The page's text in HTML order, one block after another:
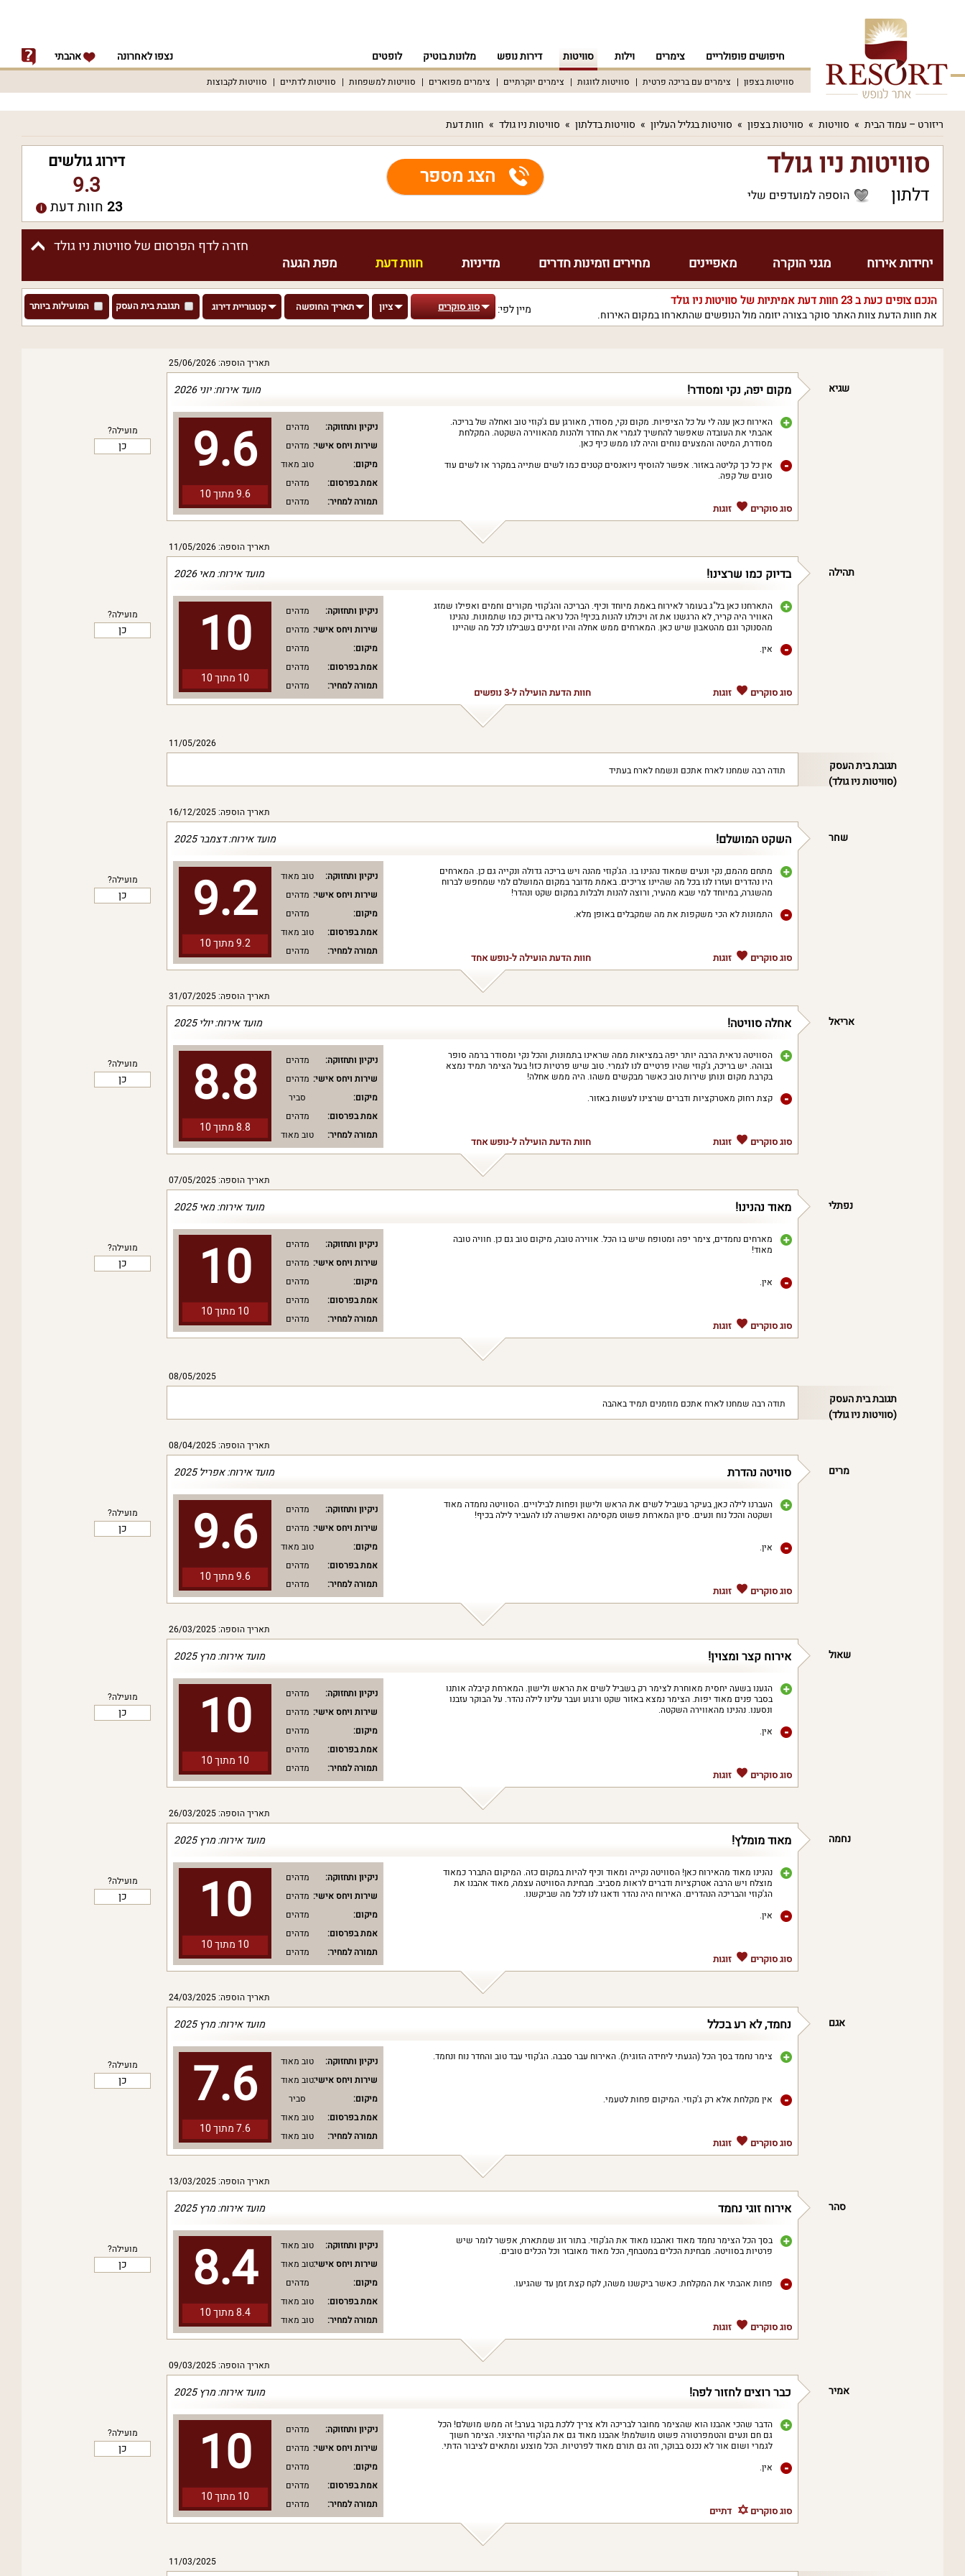
חיפושים פופולריים צימרים וילות סוויטות דירות נופש מלונות בוטיק לופטים נצפו לאחרונה אהבתי
סוויטות בצפון צימרים עם בריכה פרטית סוויטות לזוגות צימרים יוקרתיים צימרים מפוארים סוויטות למשפחות סוויטות לדתיים סוויטות לקבוצות
ריזורט – עמוד הבית סוויטות סוויטות בצפון סוויטות בגליל העליון סוויטות בדלתון סוויטות ניו גולד חוות דעת
סוויטות ניו גולד
דלתון הוספה למועדפים שלי
הצג מספר
דירוג גולשים
9.3
23 חוות דעת
חזרה לדף הפרסום של סוויטות ניו גולד
יחידות אירוח
מגני הוקרה מאפיינים מחירים וזמינות חדרים מדיניות חוות דעת מפת הגעה
הנכם צופים כעת ב23חוות דעת אמיתיות של סוויטות ניו גולד
את חוות הדעת צוות האתר סוקר בצורה יזומה מול הנופשים שהתארחו במקום האירוח. מיין לפי: סוג סוקרים ציון תאריך החופשה קטגוריית דירוג תגובת בית העסק המועילות ביותר
תאריך הוספה: 25/06/2026
מועילה?
כן
מועד אירוח: יוני 2026 מקום יפה, נקי ומסודר! שגיא
9.6
9.6 מתוך 10
ניקיון ותחזוקה:
מדהים
שירות ויחס אישי: מדהים
מיקום:
טוב מאוד
אמת בפרסום:
מדהים
תמורה למחיר:
מדהים
האירוח כאן ענה לי על כל הציפיות. מקום נקי, מסודר, מאורגן עם ג'קוזי טוב ואחלה של בריכה.
אהבתי את העובדה שאפשר להחשיך לגמרי את החדר ולהנות מהאווירה השקטה. המקלחת
מסודרת, המיטה והמצעים נוחים והיה לנו ממש כיף כאן.
אין כל כך קליטה באזור. אפשר להוסיף ניואנסים קטנים כמו לשים שתייה במקרר או לשים עוד
סוגים של קפה.
סוג סוקרים זוגות
תאריך הוספה: 11/05/2026
מועילה?
כן
מועד אירוח: מאי 2026 בדיוק כמו שרצינו! תהילה
10
10 מתוך 10
ניקיון ותחזוקה:
מדהים
שירות ויחס אישי: מדהים
מיקום:
מדהים
אמת בפרסום:
מדהים
תמורה למחיר:
מדהים
התארחנו כאן בל"ג בעומר לאירוח באמת מיוחד וכיף. הבריכה והג'קוזי מקורים וחמים ואפילו שמזג
האוויר היה קריר, לא הרגשנו את זה ויכולנו להנות בכיף! הכל נראה בדיוק כמו שתמונות. נהנינו
מהסנוקר וגם מהטאבון שיש כאן. המארחים ממש אחלה והיו זמינים בשבילנו לכל מה שהיינו
אין.
סוג סוקרים זוגות חוות הדעת הועילה ל-3 נופשים
11/05/2026
תודה רבה שמחנו לארח אתכם ונשמח לארח בעתיד
תגובת בית העסק
(סוויטות ניו גולד)
תאריך הוספה: 16/12/2025
מועילה?
כן
מועד אירוח: דצמבר 2025 השקט המושלם! שחר
9.2
9.2 מתוך 10
ניקיון ותחזוקה:
טוב מאוד
שירות ויחס אישי: מדהים
מיקום:
מדהים
אמת בפרסום:
טוב מאוד
תמורה למחיר:
מדהים
מתחם מהמם, נקי ונעים שמאוד נהנינו בו. הג'קוזי מהנה ויש בריכה גדולה ונקייה גם כן. המארחים
היו נהדרים ועזרו לנו בכל מה שהיינו צריכים. באמת מדובר במקום המושלם למי שמחפש לברוח
מהשגרה, במיוחד למי שבא מהעיר, ורוצה להנות ולבלות במקום שקט ונהדר!
התמונות לא הכי משקפות את מה שמקבלים באופן מלא.
סוג סוקרים זוגות חוות הדעת הועילה ל-נופש אחד
תאריך הוספה: 31/07/2025
מועילה?
כן
מועד אירוח: יולי 2025 אחלה סוויטה! אריאל
8.8
8.8 מתוך 10
ניקיון ותחזוקה:
מדהים
שירות ויחס אישי: מדהים
מיקום:
סביר
אמת בפרסום:
מדהים
תמורה למחיר:
טוב מאוד
הסוויטה נראית הרבה יותר יפה במציאות ממה שראינו בתמונות, והכל נקי ומסודר ברמה סופר
גבוהה. יש בריכה, ג'קוזי שהיו פרטיים לנו לגמרי. טוב שיש פרטיות כזו! בעל הצימר תמיד נמצא
בקרבת מקום ונותן שירות טוב כאשר מבקשים משהו. היה ממש אחלה!
קצת רחוק מאטרקציות ודברים שרצינו לעשות באזור.
סוג סוקרים זוגות חוות הדעת הועילה ל-נופש אחד
תאריך הוספה: 07/05/2025
מועילה?
כן
מועד אירוח: מאי 2025 מאוד נהנינו! נפתלי
10
10 מתוך 10
ניקיון ותחזוקה:
מדהים
שירות ויחס אישי: מדהים
מיקום:
מדהים
אמת בפרסום:
מדהים
תמורה למחיר:
מדהים
מארחים נחמדים, צימר יפה ומטופח שיש בו הכל. אווירה טובה, מיקום טוב גם כן. חוויה טובה
מאוד!
אין.
סוג סוקרים זוגות
08/05/2025
תודה רבה שמחנו לארח אתכם מוזמנים תמיד באהבה
תגובת בית העסק
(סוויטות ניו גולד)
תאריך הוספה: 08/04/2025
מועילה?
כן
מועד אירוח: אפריל 2025 סוויטה נהדרת מרים
9.6
9.6 מתוך 10
ניקיון ותחזוקה:
מדהים
שירות ויחס אישי: מדהים
מיקום:
טוב מאוד
אמת בפרסום:
מדהים
תמורה למחיר:
מדהים
העברנו לילה כאן, בעיקר בשביל לשים את הראש ולישון ופחות לבילויים. הסוויטה נחמדה מאוד
ושקטה והכל נוח ונעים. סיון המארחת פשוט מקסימה ואפשרה לנו להעביר לילה בכיף!
אין.
סוג סוקרים זוגות
תאריך הוספה: 26/03/2025
מועילה?
כן
מועד אירוח: מרץ 2025 אירוח קצר ומצוין! שאול
10
10 מתוך 10
ניקיון ותחזוקה:
מדהים
שירות ויחס אישי: מדהים
מיקום:
מדהים
אמת בפרסום:
מדהים
תמורה למחיר:
מדהים
הגענו בשעה יחסית מאוחרת לצימר רק בשביל לשים את הראש ולישון. המארחת קיבלה אותנו
בסבר פנים מאוד יפות. הצימר נמצא באזור שקט ורגוע ועבר עלינו לילה נהדר. על הבוקר עזבנו
ונסענו. נהנינו מהאווירה השקטה.
אין.
סוג סוקרים זוגות
תאריך הוספה: 26/03/2025
מועילה?
כן
מועד אירוח: מרץ 2025 מאוד מומלץ! נחמה
10
10 מתוך 10
ניקיון ותחזוקה:
מדהים
שירות ויחס אישי: מדהים
מיקום:
מדהים
אמת בפרסום:
מדהים
תמורה למחיר:
מדהים
נהנינו מאוד מהאירוח כאן! הסוויטה נקייה ומאוד וכיף להיות במקום כזה. המיקום התברר כמאוד
מוצלח ויש הרבה אטרקציות ודברים לראות מסביב. מבחינת הסוויטה עצמה, מאוד אהבנו את
הג'קוזי והבריכה הנהדרים. האירוח היה נהדר ודאגו לנו לכל מה שביקשנו.
אין.
סוג סוקרים זוגות
תאריך הוספה: 24/03/2025
מועילה?
כן
מועד אירוח: מרץ 2025 נחמד, לא רע בכלל אגם
7.6
7.6 מתוך 10
ניקיון ותחזוקה:
טוב מאוד
שירות ויחס אישי:טוב מאוד
מיקום:
סביר
אמת בפרסום:
טוב מאוד
תמורה למחיר:
טוב מאוד
צימר נחמד בסך הכל (הגעתי ליחידה הזוגית). האירוח עבר סבבה. הג'קוזי עבד טוב והחדר נוח ונחמד.
אין מקלחת אלא רק ג'קוזי. המיקום פחות לטעמי.
סוג סוקרים זוגות
תאריך הוספה: 13/03/2025
מועילה?
כן
מועד אירוח: מרץ 2025 אירוח זוגי נחמד סהר
8.4
8.4 מתוך 10
ניקיון ותחזוקה:
טוב מאוד
שירות ויחס אישי:טוב מאוד
מיקום:
מדהים
אמת בפרסום:
טוב מאוד
תמורה למחיר:
טוב מאוד
בסך הכל הצימר נחמד מאוד ואהבנו מאוד את הג'קוזי. בתור זוג שמתארח, אפשר לומר שיש
פרטיות בסוויטה. מבחינת הכלים במטבחף, הכל מאוד מאובזר וכל הכלים טובים.
פחות אהבתי את המקלחת. כאשר ביקשנו משהו, לקח קצת זמן עד שהגיעו.
סוג סוקרים זוגות
תאריך הוספה: 09/03/2025
מועילה?
כן
מועד אירוח: מרץ 2025 כבר רוצים לחזור לפה! אמיר
10
10 מתוך 10
ניקיון ותחזוקה:
מדהים
שירות ויחס אישי: מדהים
מיקום:
מדהים
אמת בפרסום:
מדהים
תמורה למחיר:
מדהים
הדבר שהכי אהבנו הוא שהצימר מחובר לבריכה ולא צריך ללכת בקור בערב! זה ממש מושלם! הכל
גם חם ונעים והטמפרטורה פשוט מושלמת! אהבנו מאוד גם את הג'קוזי החיצוני. הצימר חשוך
לגמרי ושום אור לא נכנס בבוקר, וזה גם תורם מאוד לפרטיות. הכל מוצנע ומתאים לציבור הדתי.
אין.
סוג סוקרים דתיים
11/03/2025